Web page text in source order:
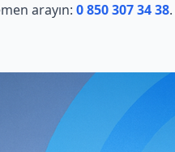
arayın: 0 850 307 34 38.